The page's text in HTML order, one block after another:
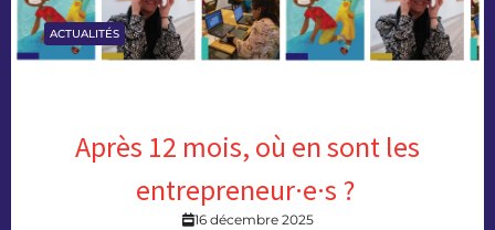
ACTUALITÉS
Après 12 mois, où en sont les
entrepreneur·e·s ?
16 décembre 2025